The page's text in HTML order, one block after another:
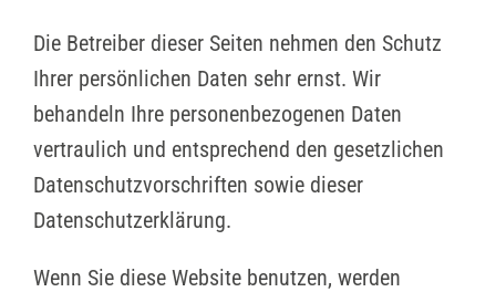
Die Betreiber dieser Seiten nehmen den Schutz
Ihrer persönlichen Daten sehr ernst. Wir
behandeln Ihre personenbezogenen Daten
vertraulich und entsprechend den gesetzlichen
Datenschutzvorschriften sowie dieser
Datenschutzerklärung.
Wenn Sie diese Website benutzen, werden